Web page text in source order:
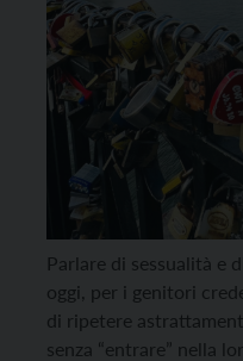
Parlare di sessualità e
oggi, per i genitori
di ripetere
senza “entrare” nella